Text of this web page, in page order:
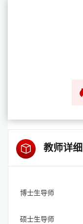
教师详细
博士生导师
硕士生导师